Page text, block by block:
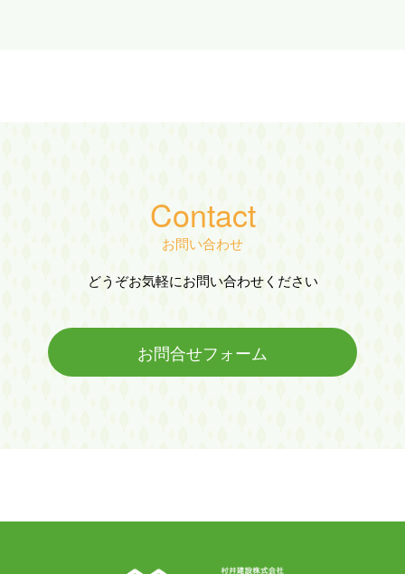
Contact
お問い合わせ
どうぞお気軽にお問い合わせください
お問合せフォーム